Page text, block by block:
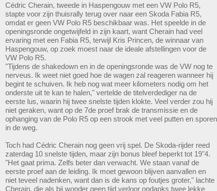
Cédric Cherain, tweede in Haspengouw met een VW Polo R5,
stapte voor zijn thuisrally terug over naar een Skoda Fabia R5,
omdat er geen VW Polo R5 beschikbaar was. Het speelde in de
openingsronde ongetwijfeld in zijn kaart, want Cherain had veel
ervaring met een Fabia R5, terwijl Kris Princen, de winnaar van
Haspengouw, op zoek moest naar de ideale afstellingen voor de
VW Polo R5.
"Tijdens de shakedown en in de openingsronde was de VW nog te
nerveus. Ik weet niet goed hoe de wagen zal reageren wanneer hij
begint te schuiven. Ik heb nog wat meer kilometers nodig om het
onderste uit te kan te halen," vertelde de titelverdediger na de
eerste lus, waarin hij twee snelste tijden klokte. Veel verder zou hij
niet geraken, want op de 7de proef brak de transmissie en de
ophanging van de Polo R5 op een strook met veel putten en sporen
in de weg.
Toch had Cédric Cherain nog geen vrij spel. De Skoda-rijder reed
zaterdag 10 snelste tijden, maar zijn bonus bleef beperkt tot 19"4.
"Het gaat prima. Zelfs beter dan verwacht. We staan vanaf de
eerste proef aan de leiding. Ik moet gewoon blijven aanvallen en
niet teveel nadenken, want dan is de kans op foutjes groter," lachte
Cherain, die als bij wonder geen tijd verloor ondanks twee lekke